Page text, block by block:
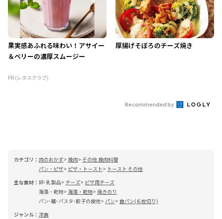
果実感あふれる味わい！アサイー
＆ベリーの濃厚スムージー
PR (レタスクラブ)
厚揚げそぼろのチーズ焼き
Recommended by
カテゴリ： 肉のおかず 挽肉 その他 挽肉料理
パン・ピザ
ピザ・トースト
トースト その他
主な食材： 卵･乳製品 チーズ
ピザ用チーズ
海藻・乾物 海藻・乾物 焼きのり
パン･麺･パスタ･餃子の皮他 パン
食パン(６枚切り)
ジャンル： 洋食